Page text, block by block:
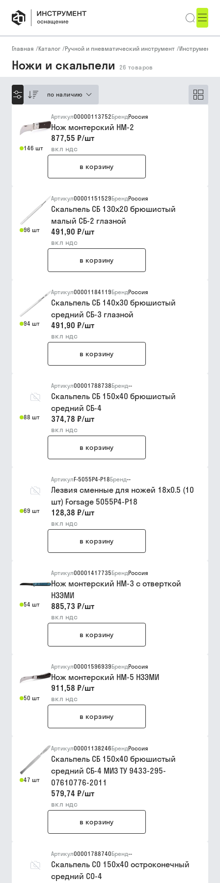
Главная /Каталог /Ручной и пневматический инструмент /Инструмент
Ножи и скальпели 26 товаров
по наличию
146 шт
Артикул00000113752БрендРоссия
Нож монтерский НМ-2
877,55 ₽/шт
вкл ндс
в корзину
96 шт
Артикул00001151529БрендРоссия
Скальпель СБ 130х20 брюшистый
малый СБ-2 глазной
491,90 ₽/шт
вкл ндс
в корзину
94 шт
Артикул00001184119БрендРоссия
Скальпель СБ 140х30 брюшистый
средний СБ-3 глазной
491,90 ₽/шт
вкл ндс
в корзину
88 шт
Артикул00001788738Бренд--
Скальпель СБ 150х40 брюшистый
средний СБ-4
374,78 ₽/шт
вкл ндс
в корзину
69 шт
АртикулF-5055P4-P18Бренд--
Лезвия сменные для ножей 18х0.5 (10
шт) Forsage 5055P4-P18
128,38 ₽/шт
вкл ндс
в корзину
54 шт
Артикул00001417735БрендРоссия
Нож монтерский НМ-3 с отверткой
НЗЭМИ
885,73 ₽/шт
вкл ндс
в корзину
50 шт
Артикул00001596939БрендРоссия
Нож монтерский НМ-5 НЗЭМИ
911,58 ₽/шт
вкл ндс
в корзину
47 шт
Артикул00001138246БрендРоссия
Скальпель СБ 150х40 брюшистый
средний СБ-4 МИЗ ТУ 9433-295-
07610776-2011
579,74 ₽/шт
вкл ндс
в корзину
Артикул00001788740Бренд--
Скальпель СО 150х40 остроконечный
средний СО-4